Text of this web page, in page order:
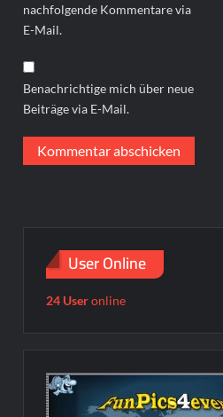
nachfolgende Kommentare via
E-Mail.
Benachrichtige mich über neue
Beiträge via E-Mail.
User Online
24 Useronline